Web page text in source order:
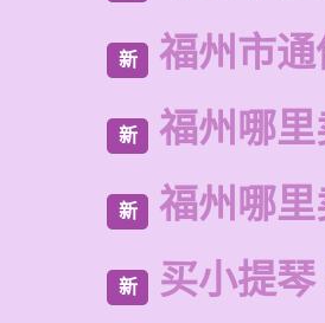
新 福州市
新 福州哪
新 福州哪
新 买小提